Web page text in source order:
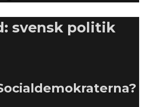
svensk politik